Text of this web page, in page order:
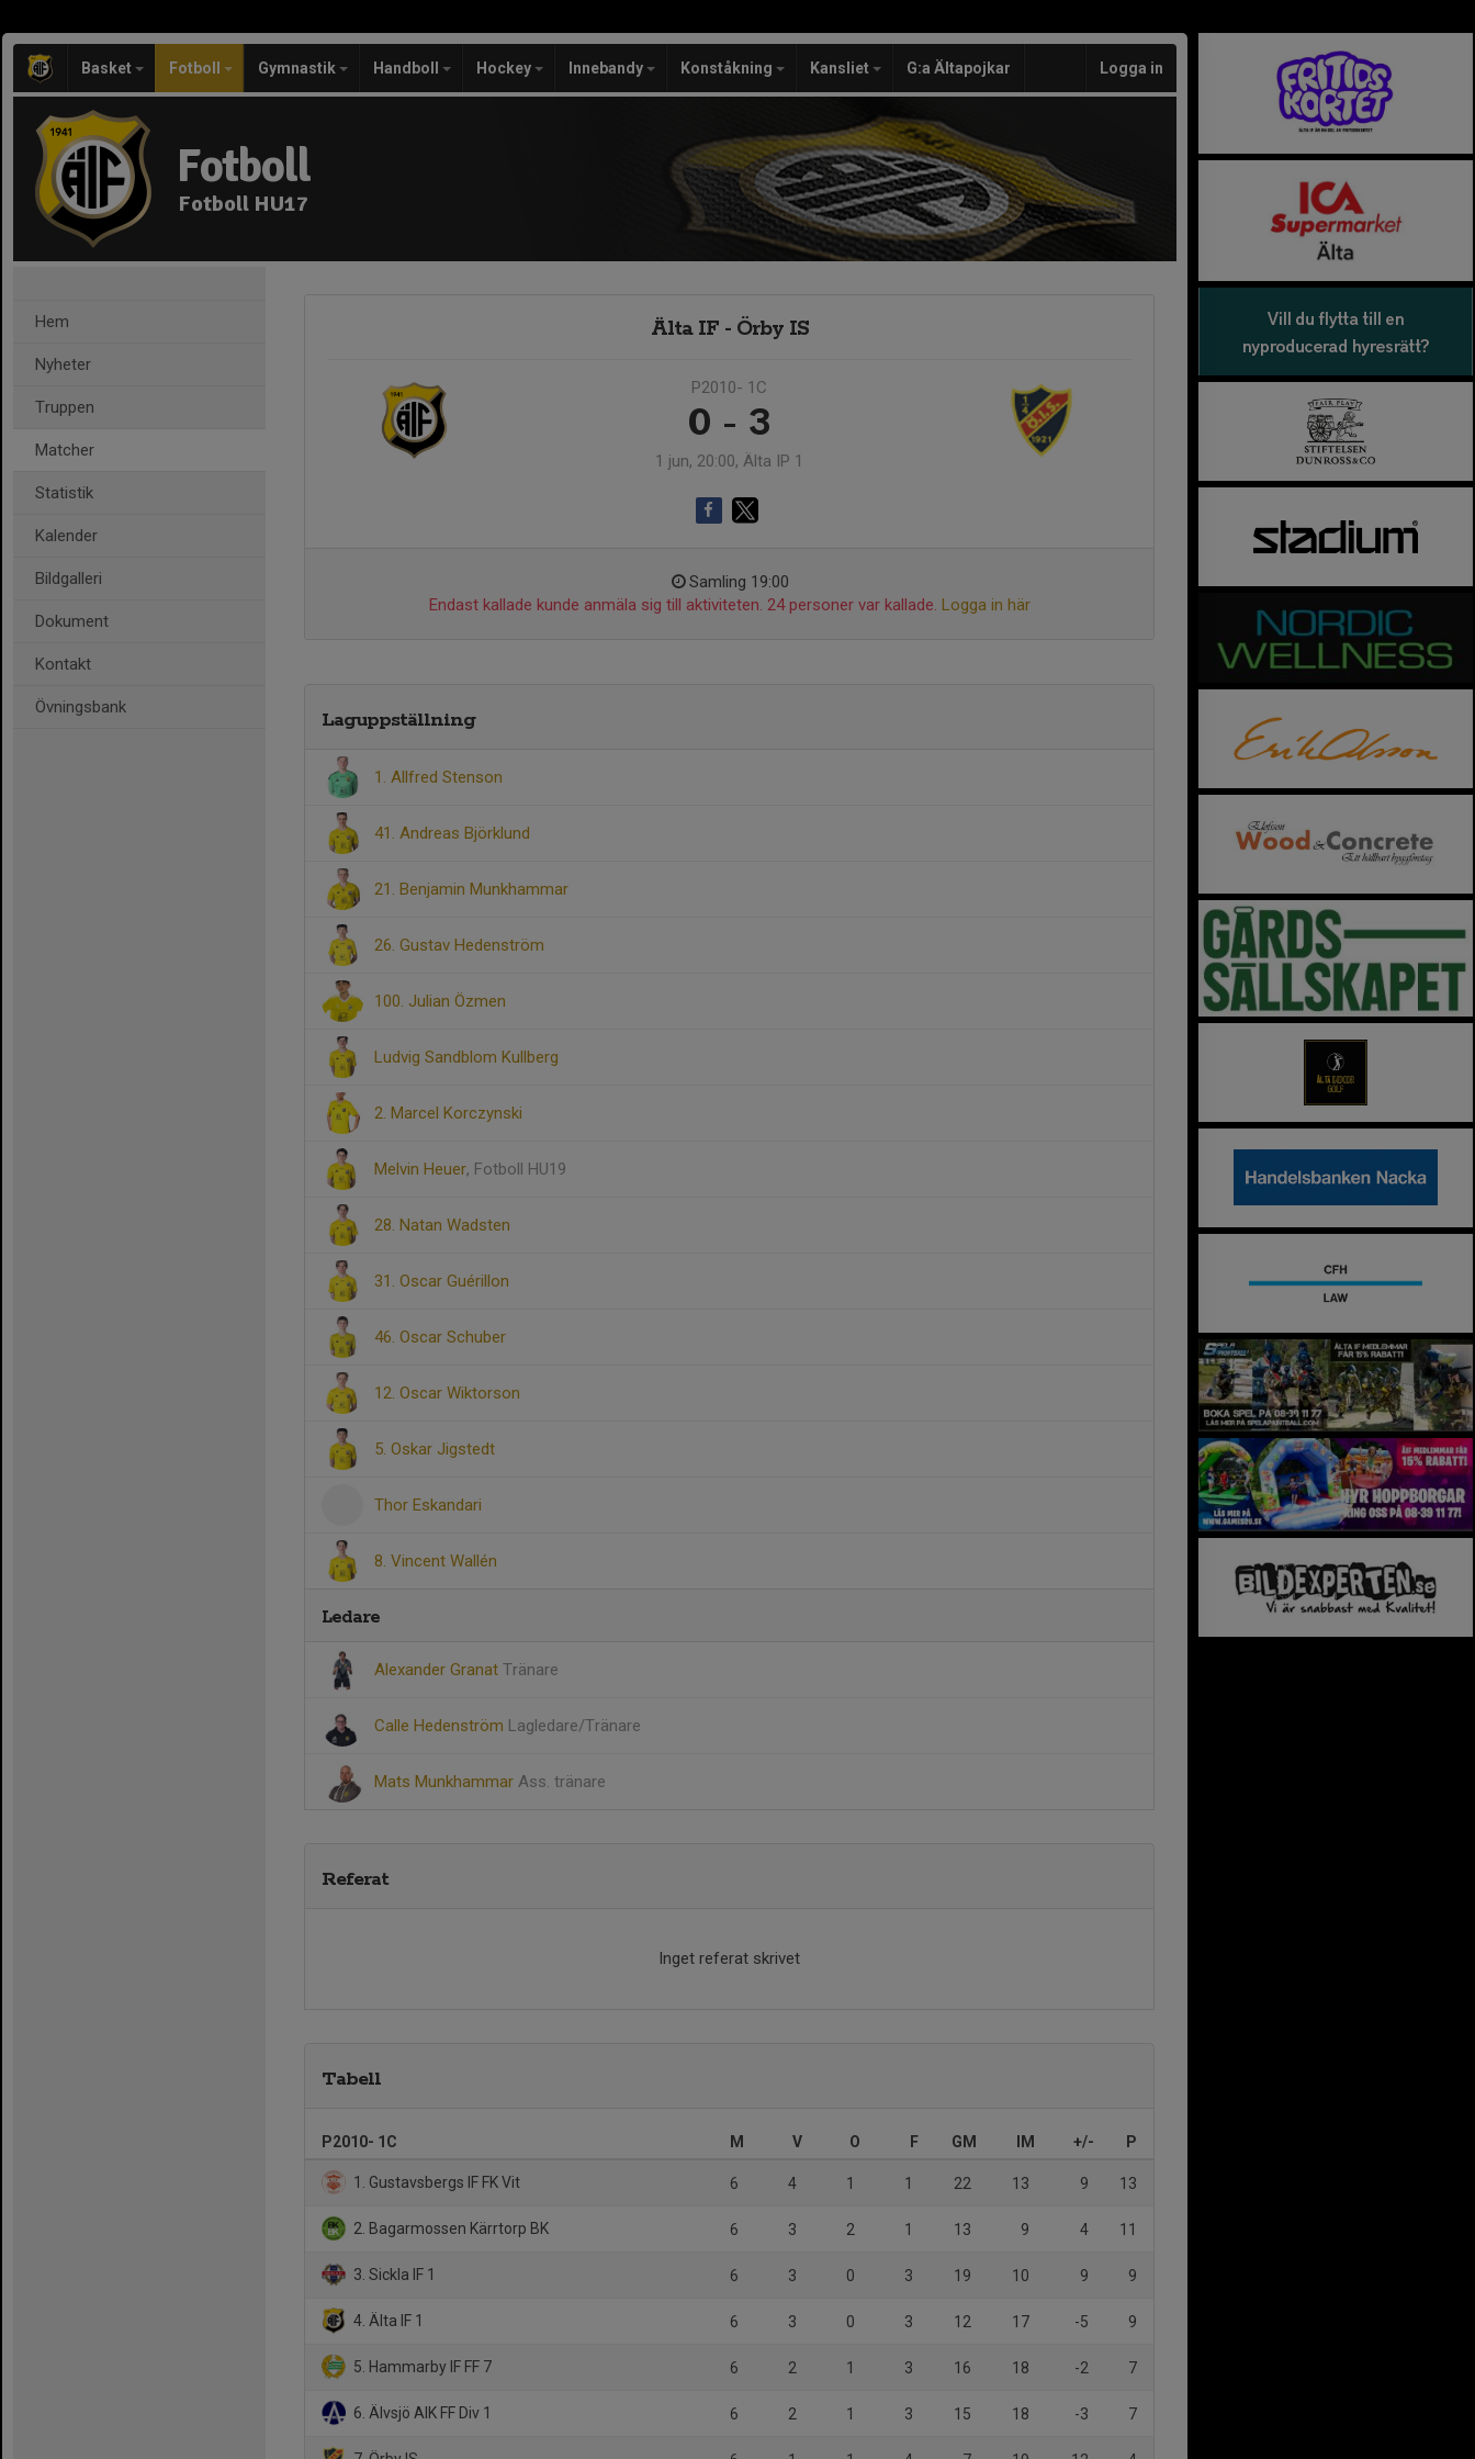
Basket Fotboll Gymnastik Handboll Hockey Innebandy Konståkning Kansliet G:a Ältapojkar Logga in
Fotboll
Fotboll HU17
Hem
Nyheter
Truppen
Matcher
Statistik
Kalender
Bildgalleri
Dokument
Kontakt
Övningsbank
Älta IF - Örby IS
P2010- 1C
0 - 3
1 jun, 20:00, Älta IP 1
Samling 19:00
Endast kallade kunde anmäla sig till aktiviteten. 24 personer var kallade. Logga in här
Laguppställning
1. Allfred Stenson
41. Andreas Björklund
21. Benjamin Munkhammar
26. Gustav Hedenström
100. Julian Özmen
Ludvig Sandblom Kullberg
2. Marcel Korczynski
Melvin Heuer, Fotboll HU19
28. Natan Wadsten
31. Oscar Guérillon
46. Oscar Schuber
12. Oscar Wiktorson
5. Oskar Jigstedt
Thor Eskandari
8. Vincent Wallén
Ledare
Alexander Granat Tränare
Calle Hedenström Lagledare/Tränare
Mats Munkhammar Ass. tränare
Referat
Inget referat skrivet
Tabell
P2010- 1C M V O F GM IM +/- P
1. Gustavsbergs IF FK Vit 6 4 1 1 22 13 9 13
2. Bagarmossen Kärrtorp BK 6 3 2 1 13 9 4 11
3. Sickla IF 1 6 3 0 3 19 10 9 9
4. Älta IF 1 6 3 0 3 12 17 -5 9
5. Hammarby IF FF 7 6 2 1 3 16 18 -2 7
6. Älvsjö AIK FF Div 1 6 2 1 3 15 18 -3 7